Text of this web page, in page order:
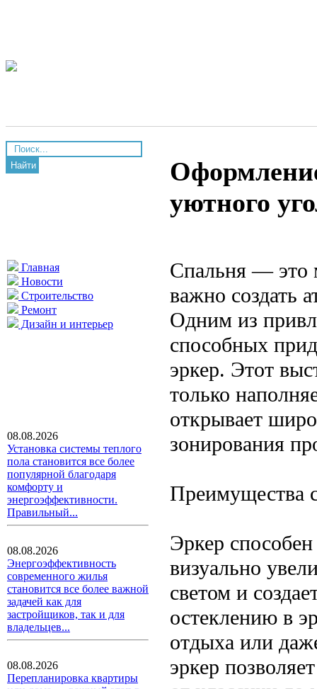
Найти
Главная
Новости
Строительство
Ремонт
Дизайн и интерьер
08.08.2026
Установка системы теплого
пола становится все более
популярной благодаря
комфорту и
энергоэффективности.
Правильный...
08.08.2026
Энергоэффективность
современного жилья
становится все более важной
задачей как для
застройщиков, так и для
владельцев...
08.08.2026
Перепланировка квартиры
уютного
Спальня — это
важно создать
Одним из
способных
эркер. Этот
только
открывает
зонирования
Преимущества
Эркер
визуально
светом и
остеклению в
отдыха или
эркер